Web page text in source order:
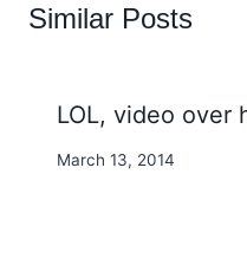
Similar Posts
LOL, video over
By
March 13, 2014